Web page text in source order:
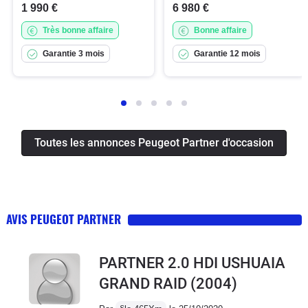
1 990 €
Très bonne affaire
Garantie 3 mois
6 980 €
Bonne affaire
Garantie 12 mois
Toutes les annonces Peugeot Partner d'occasion
AVIS PEUGEOT PARTNER
PARTNER 2.0 HDI USHUAIA
GRAND RAID (2004)